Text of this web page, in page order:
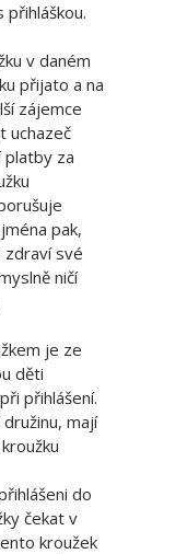
přihláškou.
v daném
přijato a na
zájemce
uchazeč
platby za
pak,
zdraví své
ničí
je ze
děti
přihlášení.
mají
do
čekat v
kroužek